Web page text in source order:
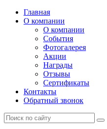
Главная
О компании
О компании
События
Фотогалерея
Акции
Награды
Отзывы
Сертификаты
Контакты
Обратный звонок